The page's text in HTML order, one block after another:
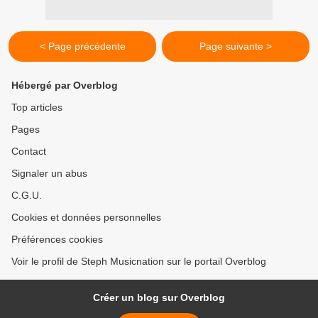
< Page précédente Page suivante >
Hébergé par Overblog
Top articles
Pages
Contact
Signaler un abus
C.G.U.
Cookies et données personnelles
Préférences cookies
Voir le profil de Steph Musicnation sur le portail Overblog
Créer un blog sur Overblog